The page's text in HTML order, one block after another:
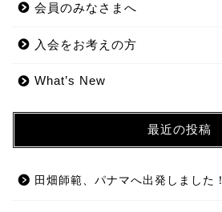
会員のみなさまへ
入会をお考えの方
What’s New
最近の投稿
田畑師範、パナマへ出発しました！